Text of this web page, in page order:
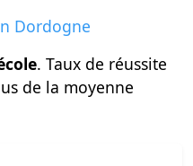
Dordogne
. Taux de réussite
de la moyenne